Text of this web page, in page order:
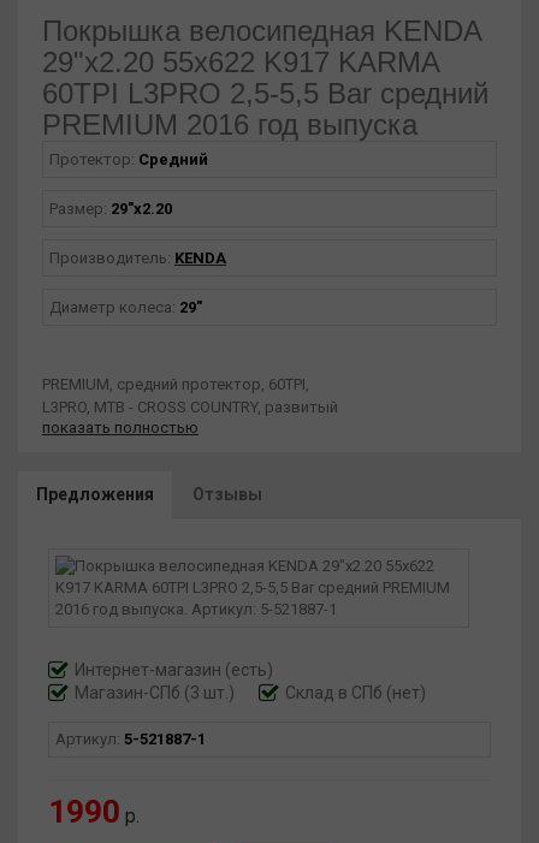
Покрышка велосипедная KENDA
29"х2.20 55х622 K917 KARMA
60TPI L3PRO 2,5-5,5 Bar средний
PREMIUM 2016 год выпуска
Протектор: Средний
Размер: 29"х2.20
Производитель: KENDA
Диаметр колеса: 29"
PREMIUM, средний протектор, 60TPI,
L3PRO, MTB - CROSS COUNTRY, развитый
рисунок протектора с грунтозацепами
установка на передние/задние колеса,
показать полностью
Предложения Отзывы
Интернет-магазин (есть)
Магазин-СПб (3 шт.)
Склад в СПб (нет)
Артикул: 5-521887-1
1990 р.